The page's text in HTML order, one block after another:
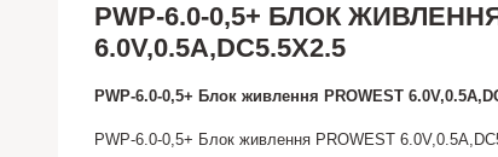
PWP-6.0-0,5+ БЛОК
6.0V,0.5A,DC5.5X2.5
PWP-6.0-0,5+ Блок живлення PROWEST
PWP-6.0-0,5+ Блок живлення PROWEST